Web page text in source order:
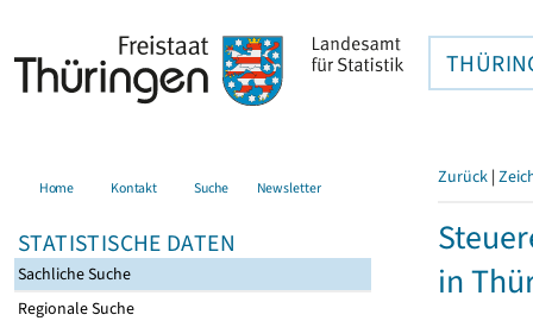
Home Kontakt Suche Newsletter
STATISTISCHE DATEN
Sachliche Suche
Regionale Suche
Zurück |
in